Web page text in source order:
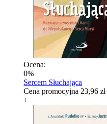
Ocena:
0%
Sercem Słuchająca
Cena promocyjna 23,96 zł
+